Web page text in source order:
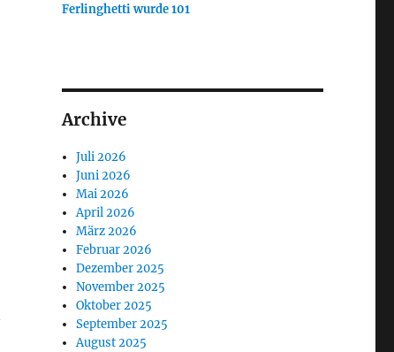
Ferlinghetti wurde 101
Archive
Juli 2026
Juni 2026
Mai 2026
April 2026
März 2026
Februar 2026
Dezember 2025
November 2025
Oktober 2025
September 2025
August 2025